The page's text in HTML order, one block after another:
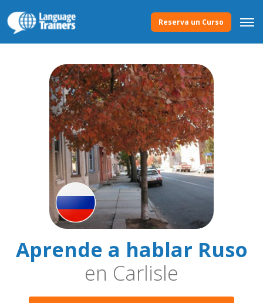
Reserva un Curso
Aprende a hablar Ruso
en Carlisle